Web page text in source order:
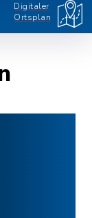
Digitaler
Ortsplan